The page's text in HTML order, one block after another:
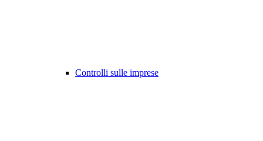
Controlli sulle imprese